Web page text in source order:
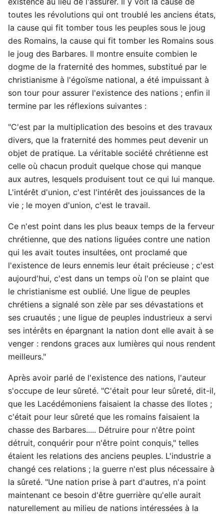
toutes les révolutions qui ont troublé les anciens états,
la cause qui fit tomber tous les peuples sous le joug
des Romains, la cause qui fit tomber les Romains sous
le joug des Barbares. Il montre ensuite combien le
dogme de la fraternité des hommes, substitué par le
christianisme à l'égoïsme national, a été impuissant à
son tour pour assurer l'existence des nations ; enfin il
termine par les réflexions suivantes :
"C'est par la multiplication des besoins et des travaux
divers, que la fraternité des hommes peut devenir un
objet de pratique. La véritable société chrétienne est
celle où chacun produit quelque chose qui manque
aux autres, lesquels produisent tout ce qui lui manque.
L'intérêt d'union, c'est l'intérêt des jouissances de la
vie ; le moyen d'union, c'est le travail.
Ce n'est point dans les plus beaux temps de la ferveur
chrétienne, que des nations liguées contre une nation
qui les avait toutes insultées, ont proclamé que
l'existence de leurs ennemis leur était précieuse ; c'est
aujourd'hui, c'est dans un temps où l'on se plaint que
le christianisme est oublié. Une ligue de peuples
chrétiens a signalé son zèle par ses dévastations et
ses cruautés ; une ligue de peuples industrieux a servi
ses intérêts en épargnant la nation dont elle avait à se
venger : rendons graces aux lumières qui nous rendent
meilleurs."
Après avoir parlé de l'existence des nations, l'auteur
s'occupe de leur sûreté. "C'était pour leur sûreté, dit-il,
que les Lacédémoniens faisaient la chasse des Ilotes ;
c'était pour leur sûreté que les romains faisaient la
chasse des Barbares..... Détruire pour n'être point
détruit, conquérir pour n'être point conquis," telles
étaient les relations des anciens peuples. L'industrie a
changé ces relations ; la guerre n'est plus nécessaire à
la sûreté. "Une nation prise à part d'autres, n'a point
maintenant ce besoin d'être guerrière qu'elle aurait
naturellement au milieu de nations intéressées à la